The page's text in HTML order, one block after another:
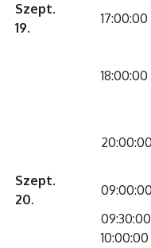
Szept.
19.
17:00:00
18:00:00
Szept.
20.
09:30:00
10:00:00